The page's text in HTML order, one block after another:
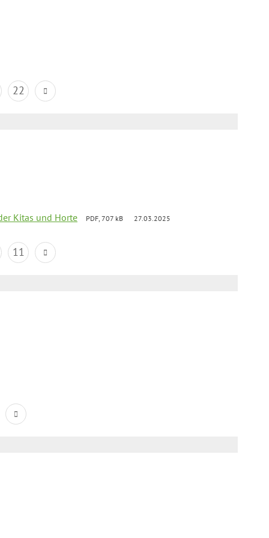
22
Kitas und Horte PDF, 707 kB 27.03.2025
11